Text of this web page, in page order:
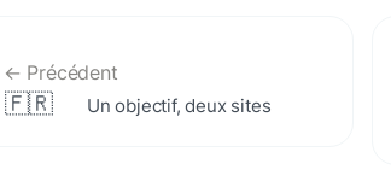
← Précédent
🇫🇷 Un objectif, deux sites